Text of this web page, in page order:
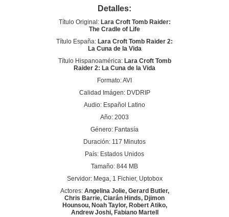
Detalles:
Título Original: Lara Croft Tomb Raider:
The Cradle of Life
Título España: Lara Croft Tomb Raider 2:
La Cuna de la Vida
Título Hispanoamérica: Lara Croft Tomb
Raider 2: La Cuna de la Vida
Formato: AVI
Calidad Imágen: DVDRIP
Audio: Español Latino
Año: 2003
Género: Fantasía
Duración: 117 Minutos
País: Estados Unidos
Tamaño: 844 MB
Servidor: Mega, 1 Fichier, Uptobox
Actores: Angelina Jolie, Gerard Butler,
Chris Barrie, Ciarán Hinds, Djimon
Hounsou, Noah Taylor, Robert Atiko,
Andrew Joshi, Fabiano Martell